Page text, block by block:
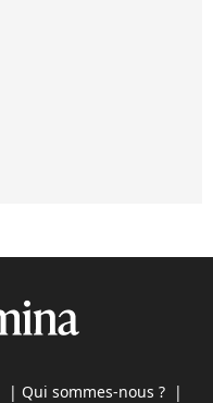
| Qui sommes-nous ? |